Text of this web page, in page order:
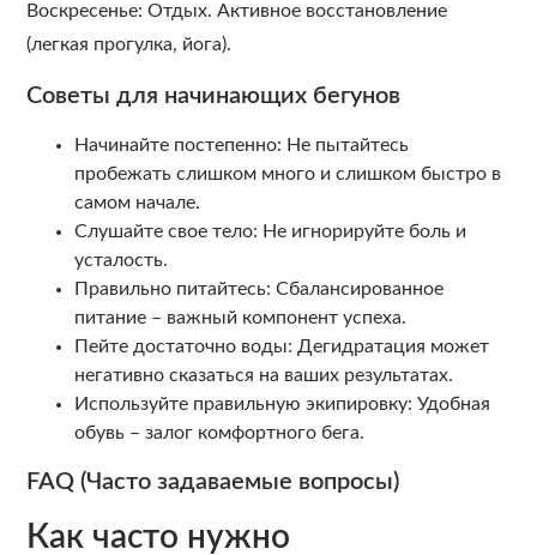
Воскресенье: Отдых. Активное восстановление
(легкая прогулка, йога).
Советы для начинающих бегунов
Начинайте постепенно: Не пытайтесь
пробежать слишком много и слишком быстро в
самом начале.
Слушайте свое тело: Не игнорируйте боль и
усталость.
Правильно питайтесь: Сбалансированное
питание – важный компонент успеха.
Пейте достаточно воды: Дегидратация может
негативно сказаться на ваших результатах.
Используйте правильную экипировку: Удобная
обувь – залог комфортного бега.
FAQ (Часто задаваемые вопросы)
Как часто нужно